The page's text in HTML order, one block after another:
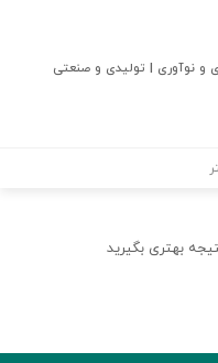
نوآوری | تولیدی و صنعتی
بهتری بگیرید